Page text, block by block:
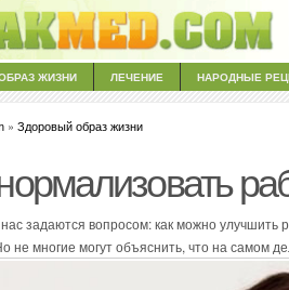
ЖИЗНИ ЛЕЧЕНИЕ НАРОДНЫЕ
» Здоровый образ жизни
задаются вопросом: как можно улучшить
не многие могут объяснить, что на самом